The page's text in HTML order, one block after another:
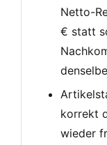
Netto-
€ statt
korrekt
wieder